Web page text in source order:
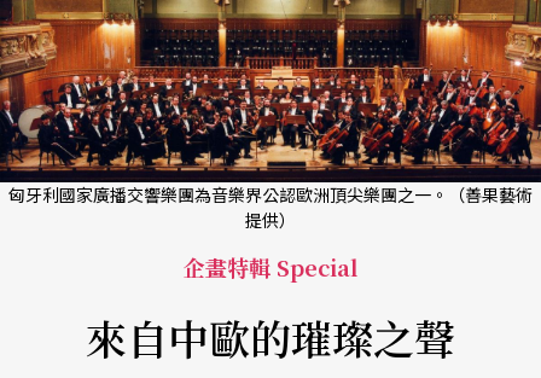
匈牙利國家廣播交響樂團為音樂界公認歐洲頂尖樂團之一。（善果藝術
提供）
企畫特輯 Special
來自中歐的璀璨之聲